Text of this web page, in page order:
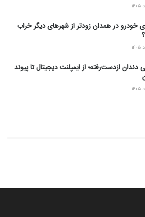
خودرو در همدان زودتر از شهرهای دیگر خراب
دندان ازدست‌رفته؛ از ایمپلنت دیجیتال تا پیوند